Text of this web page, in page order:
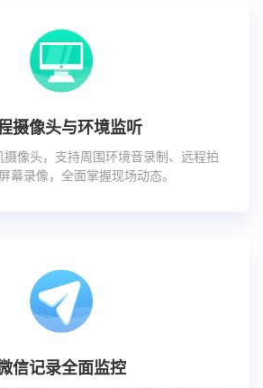
摄像头与环境监听
摄像头，支持周围环境音录制、远程拍
幕录像，全面掌握现场动态。
信记录全面监控